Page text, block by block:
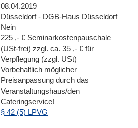
08.04.2019
Düsseldorf - DGB-Haus Düsseldorf
Nein
225 ,- € Seminarkostenpauschale
(USt-frei) zzgl. ca. 35 ,- € für
Verpflegung (zzgl. USt)
Vorbehaltlich möglicher
Preisanpassung durch das
Veranstaltungshaus/den
Cateringservice!
§ 42 (5) LPVG